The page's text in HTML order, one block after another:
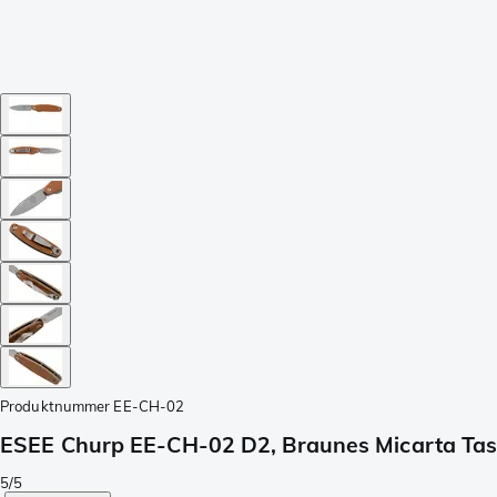
Produktnummer EE-CH-02
ESEE Churp EE-CH-02 D2, Braunes Micarta
5/5